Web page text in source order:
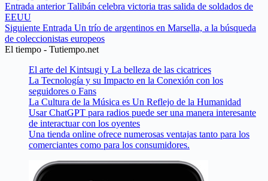
Entrada anteriorTalibán celebra victoria tras salida de soldados de
EEUU
Siguiente Entrada Un trío de argentinos en Marsella, a la búsqueda
de coleccionistas europeos
El tiempo - Tutiempo.net
El arte del Kintsugi y La belleza de las cicatrices
La Tecnología y su Impacto en la Conexión con los
seguidores o Fans
La Cultura de la Música es Un Reflejo de la Humanidad
Usar ChatGPT para radios puede ser una manera interesante
de interactuar con los oyentes
Una tienda online ofrece numerosas ventajas tanto para los
comerciantes como para los consumidores.